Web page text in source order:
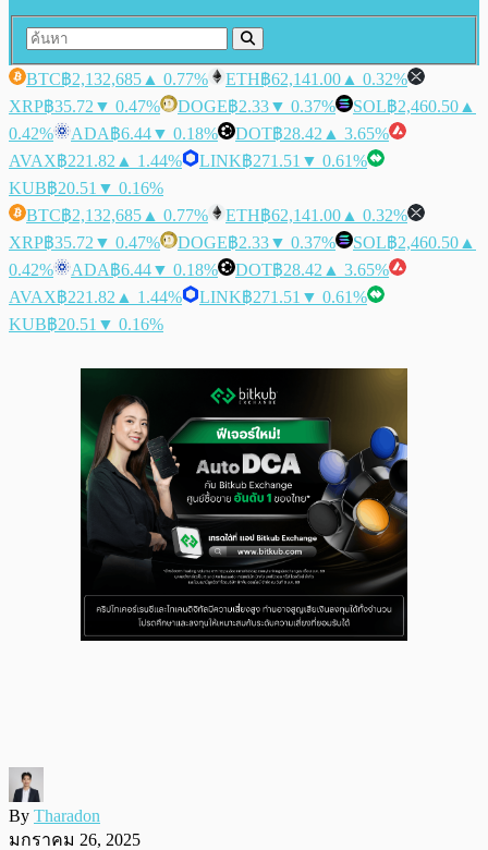
BTC฿2,132,685 ▲ 0.77% ETH฿62,141.00 ▲ 0.32%
XRP฿35.72 ▼ 0.47% DOGE฿2.33▼ 0.37% SOL฿2,460.50 ▲
0.42%
ADA฿6.44▼ 0.18% DOT฿28.42 ▲ 3.65%
AVAX฿221.82 ▲ 1.44% LINK฿271.51 ▼ 0.61%
KUB฿20.51 ▼ 0.16%
BTC฿2,132,685 ▲ 0.77% ETH฿62,141.00 ▲ 0.32%
XRP฿35.72 ▼ 0.47% DOGE฿2.33▼ 0.37% SOL฿2,460.50 ▲
0.42%
ADA฿6.44▼ 0.18% DOT฿28.42 ▲ 3.65%
AVAX฿221.82 ▲ 1.44% LINK฿271.51 ▼ 0.61%
KUB฿20.51 ▼ 0.16%
By Tharadon
มกราคม 26, 2025